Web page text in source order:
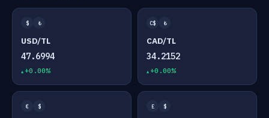
$ ₺
USD/TL
47.6994
+0.00%
C$ ₺
CAD/TL
34.2152
+0.00%
€ $ £ $